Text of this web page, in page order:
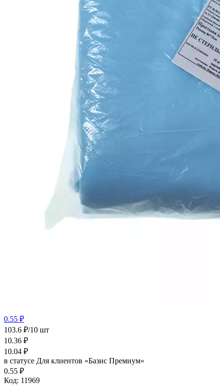
0.55 ₽
103.6 ₽/10 шт
10.36 ₽
10.04 ₽
в статусе Для клиентов «Базис Премиум»
0.55 ₽
Код: 11969